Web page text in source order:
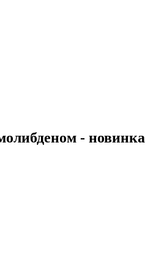
- новинка